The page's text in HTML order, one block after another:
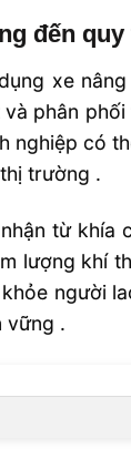
đến
xe
và phân
nghiệp có
trường .
từ khía
lượng khí
người
vững .